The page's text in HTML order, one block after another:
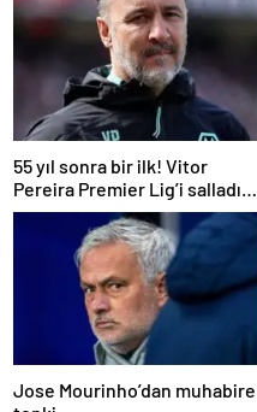
55 yıl sonra bir ilk! Vitor
Pereira Premier Lig’i salladı…
Jose Mourinho’dan muhabire